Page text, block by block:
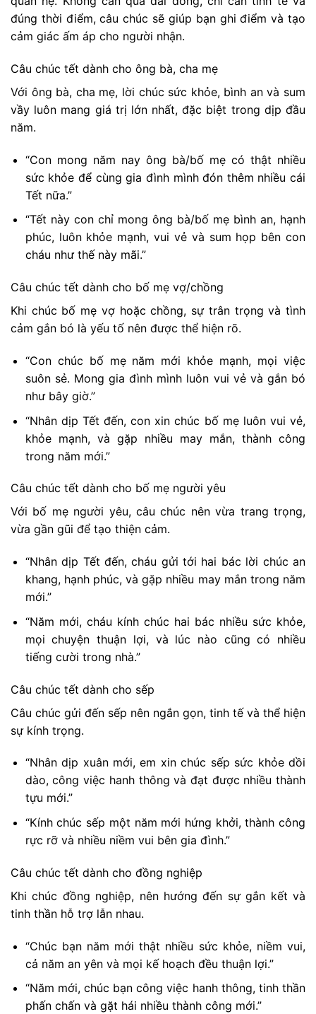
đúng thời điểm, câu chúc sẽ giúp bạn ghi điểm và tạo
cảm giác ấm áp cho người nhận.
Câu chúc tết dành cho ông bà, cha mẹ
Với ông bà, cha mẹ, lời chúc sức khỏe, bình an và sum
vầy luôn mang giá trị lớn nhất, đặc biệt trong dịp đầu
năm.
“Con mong năm nay ông bà/bố mẹ có thật nhiều
sức khỏe để cùng gia đình mình đón thêm nhiều cái
Tết nữa.”
“Tết này con chỉ mong ông bà/bố mẹ bình an, hạnh
phúc, luôn khỏe mạnh, vui vẻ và sum họp bên con
cháu như thế này mãi.”
Câu chúc tết dành cho bố mẹ vợ/chồng
Khi chúc bố mẹ vợ hoặc chồng, sự trân trọng và tình
cảm gắn bó là yếu tố nên được thể hiện rõ.
“Con chúc bố mẹ năm mới khỏe mạnh, mọi việc
suôn sẻ. Mong gia đình mình luôn vui vẻ và gắn bó
như bây giờ.”
“Nhân dịp Tết đến, con xin chúc bố mẹ luôn vui vẻ,
khỏe mạnh, và gặp nhiều may mắn, thành công
trong năm mới.”
Câu chúc tết dành cho bố mẹ người yêu
Với bố mẹ người yêu, câu chúc nên vừa trang trọng,
vừa gần gũi để tạo thiện cảm.
“Nhân dịp Tết đến, cháu gửi tới hai bác lời chúc an
khang, hạnh phúc, và gặp nhiều may mắn trong năm
mới.”
“Năm mới, cháu kính chúc hai bác nhiều sức khỏe,
mọi chuyện thuận lợi, và lúc nào cũng có nhiều
tiếng cười trong nhà.”
Câu chúc tết dành cho sếp
Câu chúc gửi đến sếp nên ngắn gọn, tinh tế và thể hiện
sự kính trọng.
“Nhân dịp xuân mới, em xin chúc sếp sức khỏe dồi
dào, công việc hanh thông và đạt được nhiều thành
tựu mới.”
“Kính chúc sếp một năm mới hứng khởi, thành công
rực rỡ và nhiều niềm vui bên gia đình.”
Câu chúc tết dành cho đồng nghiệp
Khi chúc đồng nghiệp, nên hướng đến sự gắn kết và
tinh thần hỗ trợ lẫn nhau.
“Chúc bạn năm mới thật nhiều sức khỏe, niềm vui,
cả năm an yên và mọi kế hoạch đều thuận lợi.”
“Năm mới, chúc bạn công việc hanh thông, tinh thần
phấn chấn và gặt hái nhiều thành công mới.”